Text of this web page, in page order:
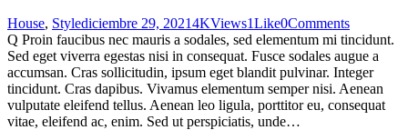
House, Stylediciembre 29, 20214KViews1Like0Comments
Q Proin faucibus nec mauris a sodales, sed elementum mi tincidunt.
Sed eget viverra egestas nisi in consequat. Fusce sodales augue a
accumsan. Cras sollicitudin, ipsum eget blandit pulvinar. Integer
tincidunt. Cras dapibus. Vivamus elementum semper nisi. Aenean
vulputate eleifend tellus. Aenean leo ligula, porttitor eu, consequat
vitae, eleifend ac, enim. Sed ut perspiciatis, unde…